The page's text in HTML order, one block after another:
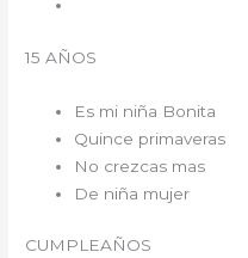
15 AÑOS
Es mi niña Bonita
Quince primaveras
No crezcas mas
De niña mujer
CUMPLEAÑOS